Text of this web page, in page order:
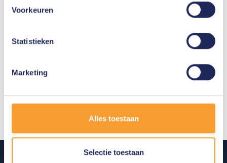
Voorkeuren
Statistieken
Marketing
Alles toestaan
Selectie toestaan
Magnet AXIOM Incident Response
Magnet AXIOM Internet and Cloud
Magnet AXIOM macOS